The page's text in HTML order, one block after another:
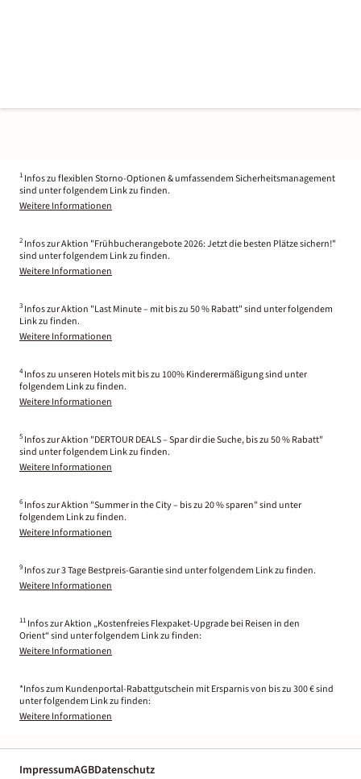
1 Infos zu flexiblen Storno-Optionen & umfassendem Sicherheitsmanagement
sind unter folgendem Link zu finden.
Weitere Informationen
2 Infos zur Aktion "Frühbucherangebote 2026: Jetzt die besten Plätze sichern!"
sind unter folgendem Link zu finden.
Weitere Informationen
3 Infos zur Aktion "Last Minute – mit bis zu 50 % Rabatt" sind unter folgendem
Link zu finden.
Weitere Informationen
4 Infos zu unseren Hotels mit bis zu 100% Kinderermäßigung sind unter
folgendem Link zu finden.
Weitere Informationen
5 Infos zur Aktion "DERTOUR DEALS – Spar dir die Suche, bis zu 50 % Rabatt"
sind unter folgendem Link zu finden.
Weitere Informationen
6 Infos zur Aktion "Summer in the City – bis zu 20 % sparen" sind unter
folgendem Link zu finden.
Weitere Informationen
9 Infos zur 3 Tage Bestpreis-Garantie sind unter folgendem Link zu finden.
Weitere Informationen
11 Infos zur Aktion „Kostenfreies Flexpaket-Upgrade bei Reisen in den
Orient“ sind unter folgendem Link zu finden:
Weitere Informationen
*Infos zum Kundenportal-Rabattgutschein mit Ersparnis von bis zu 300 € sind
unter folgendem Link zu finden:
Weitere Informationen
ImpressumAGBDatenschutz